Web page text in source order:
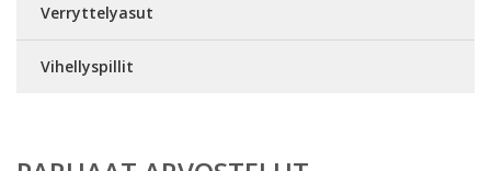
Verryttelyasut
Vihellyspillit